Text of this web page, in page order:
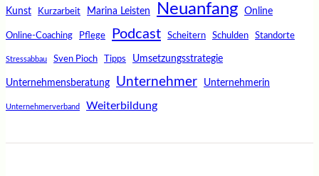
Kunst Kurzarbeit Marina Leisten Neuanfang Online
Online-Coaching Pflege Podcast Scheitern Schulden Standorte
Stressabbau Sven Pioch Tipps Umsetzungsstrategie
Unternehmensberatung Unternehmer Unternehmerin
Unternehmerverband Weiterbildung